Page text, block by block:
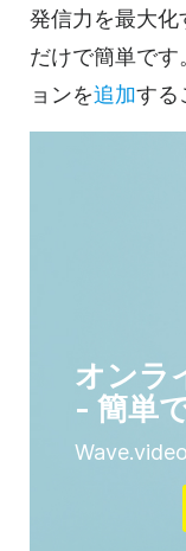
発信力を最大化
だけで簡単で
ョンを追加する
オンラ
- 簡単